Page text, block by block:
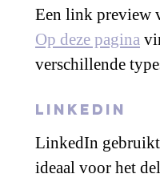
Een link preview
Op deze pagina
verschillende
LinkedIn
LinkedIn gebruikt
ideaal voor het